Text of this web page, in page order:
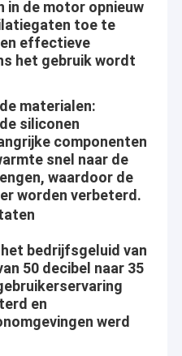
in de motor opnieuw
toe te
effectieve
het gebruik wordt
materialen:
siliconen
componenten
snel naar de
waardoor de
worden verbeterd.
bedrijfsgeluid van
50 decibel naar 35
en
werd